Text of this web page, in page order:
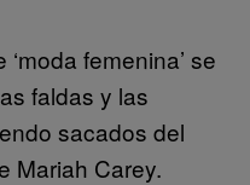
femenina’ se
faldas y las
sacados del
Mariah Carey.